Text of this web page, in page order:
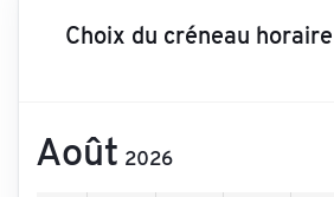
Choix du créneau horaire
Août 2026